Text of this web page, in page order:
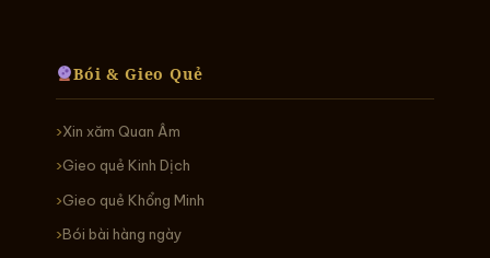
Bói & Gieo Quẻ
Xin xăm Quan Âm
Gieo quẻ Kinh Dịch
Gieo quẻ Khổng Minh
Bói bài hàng ngày